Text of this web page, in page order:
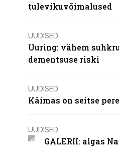
tulevikuvõimalused
UUDISED
Uuring: vähem
dementsuse riski
UUDISED
Käimas on seitse
UUDISED
GALERII: algas